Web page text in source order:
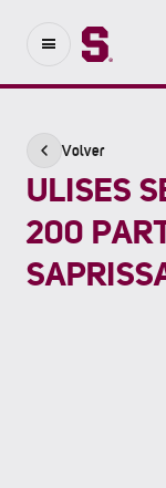
Volver
ULISES
200